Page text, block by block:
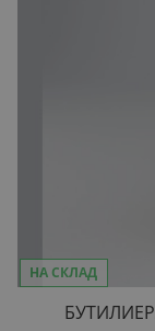
НА СКЛАД